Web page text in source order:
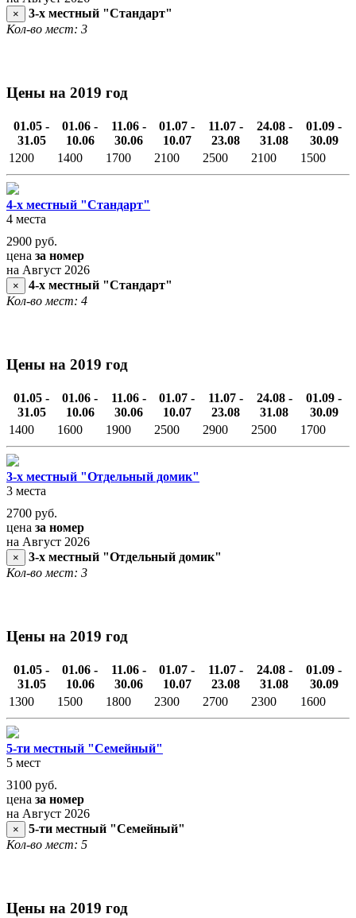
×
3-х местный "Стандарт"
Кол-во мест: 3
Цены на 2019 год
01.05 -
31.05
01.06 -
10.06
11.06 -
30.06
01.07 -
10.07
11.07 -
23.08
24.08 -
31.08
01.09 -
30.09
1200
1400 1700 2100 2500 2100 1500
4-х местный "Стандарт"
4 места
2900 руб.
цена за номер
на Август 2026
×
4-х местный "Стандарт"
Кол-во мест: 4
Цены на 2019 год
01.05 -
31.05
01.06 -
10.06
11.06 -
30.06
01.07 -
10.07
11.07 -
23.08
24.08 -
31.08
01.09 -
30.09
1400
1600 1900 2500 2900 2500 1700
3-х местный "Отдельный домик"
3 места
2700 руб.
цена за номер
на Август 2026
×
3-х местный "Отдельный домик"
Кол-во мест: 3
Цены на 2019 год
01.05 -
31.05
01.06 -
10.06
11.06 -
30.06
01.07 -
10.07
11.07 -
23.08
24.08 -
31.08
01.09 -
30.09
1300
1500 1800 2300 2700 2300 1600
5-ти местный "Семейный"
5 мест
3100 руб.
цена за номер
на Август 2026
×
5-ти местный "Семейный"
Кол-во мест: 5
Цены на 2019 год